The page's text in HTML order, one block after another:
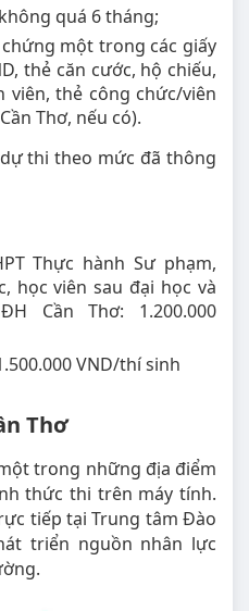
quá 6 tháng;
một trong các giấy
thẻ căn cước, hộ chiếu,
viên, thẻ công chức/viên
Thơ, nếu có).
thi theo mức đã thông
Thực hành Sư phạm,
học viên sau đại học và
Cần Thơ: 1.200.000
VND/thí sinh
Thơ
trong những địa điểm
thức thi trên máy tính.
tiếp tại Trung tâm Đào
triển nguồn nhân lực